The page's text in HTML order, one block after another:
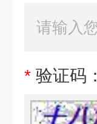
* 验证码：